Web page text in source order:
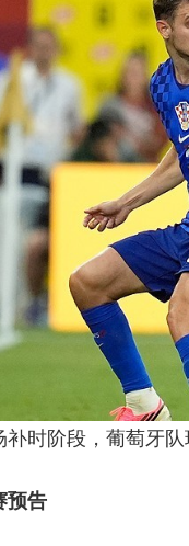
补时阶段，葡萄牙
预告